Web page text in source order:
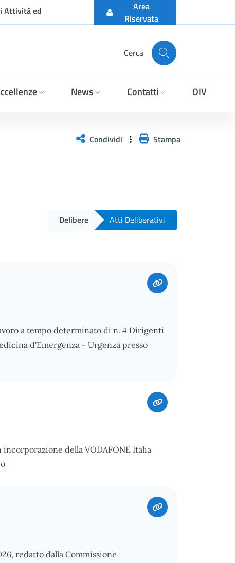
Attività ed
Area
Riservata
Cerca
News Contatti OIV
Condividi Stampa
Delibere Atti Deliberativi
a tempo determinato di n. 4 Dirigenti
d'Emergenza - Urgenza presso
della VODAFONE Italia
redatto dalla Commissione